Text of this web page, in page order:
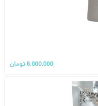
6,000,000تومان